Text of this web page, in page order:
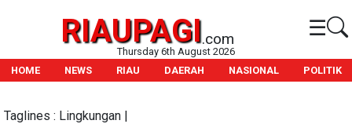
RIAUPAGI.com ☰
Thursday 6th August 2026
HOME
NEWS RIAU DAERAH NASIONAL POLITIK
Taglines : Lingkungan |